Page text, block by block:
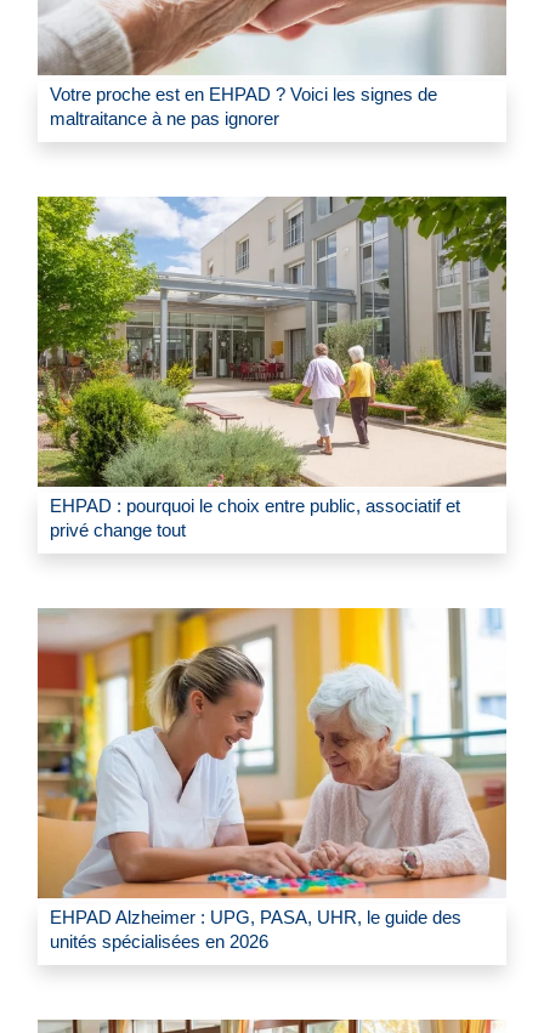
Votre proche est en EHPAD ? Voici les signes de
maltraitance à ne pas ignorer
EHPAD : pourquoi le choix entre public, associatif et
privé change tout
EHPAD Alzheimer : UPG, PASA, UHR, le guide des
unités spécialisées en 2026